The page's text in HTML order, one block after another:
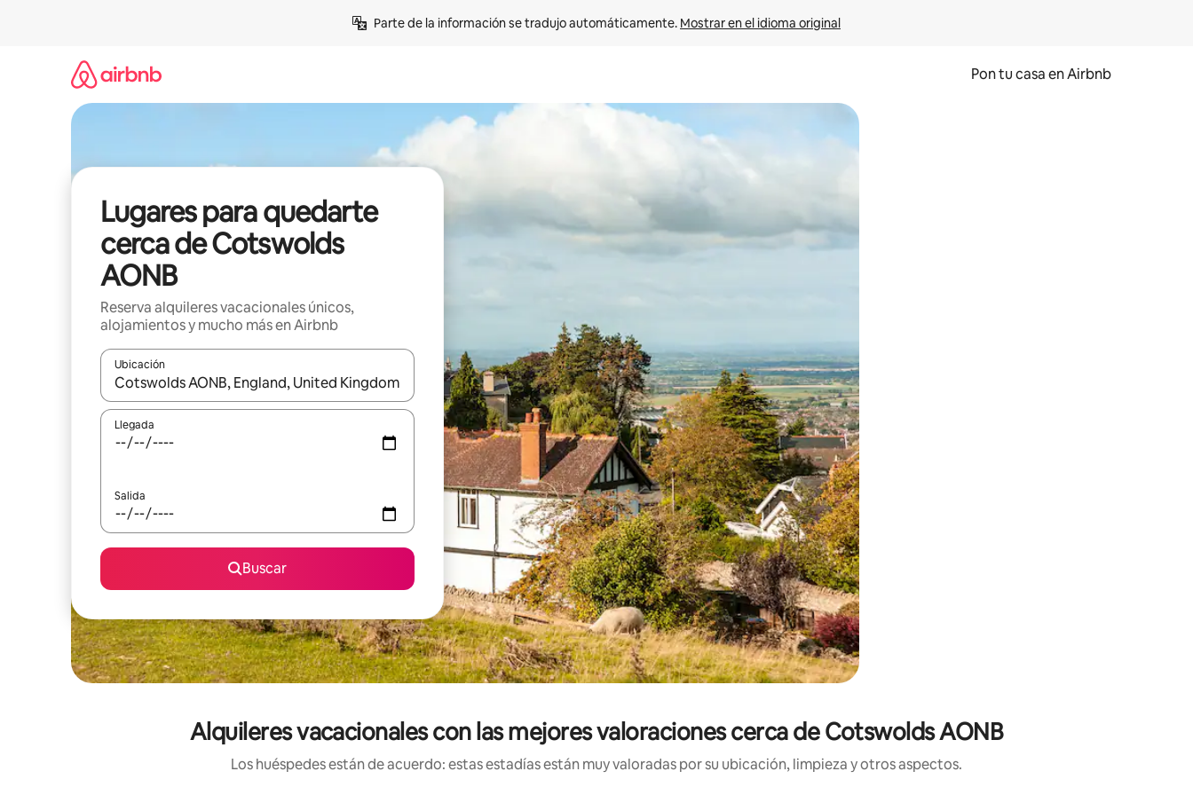
Parte de la información se tradujo automáticamente. Mostrar en el idioma original
Pon tu casa en Airbnb
Lugares para quedarte
cerca de Cotswolds
AONB
Reserva alquileres vacacionales únicos,
alojamientos y mucho más en Airbnb
Ubicación
Cuando los resultados estén disponibles, navega con las teclas de flecha hacia arriba y hacia abajo o explora con el tacto o desliza el dedo.
Llegada
Salida
Buscar
Alquileres vacacionales con las mejores valoraciones cerca de Cotswolds AONB
Los huéspedes están de acuerdo: estas estadías están muy valoradas por su ubicación, limpieza y otros aspectos.